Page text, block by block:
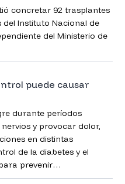
concretar 92 trasplantes
Instituto Nacional de
del Ministerio de
puede causar
durante períodos
y provocar dolor,
en distintas
de la diabetes y el
prevenir